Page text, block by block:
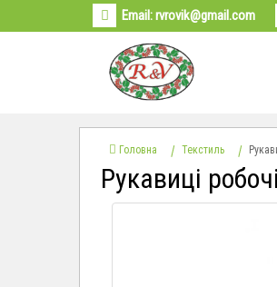
Email:rvrovik@gmail.com
Головна Текстиль
Рукавиці